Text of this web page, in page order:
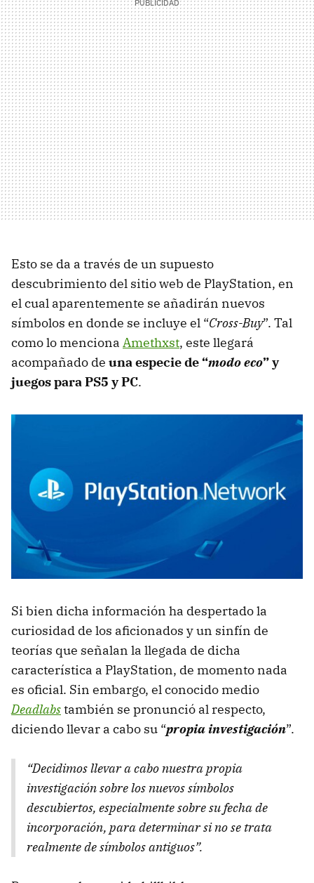
Esto se da a través de un supuesto
descubrimiento del sitio web de PlayStation, en
el cual aparentemente se añadirán nuevos
símbolos en donde se incluye el “Cross-Buy”. Tal
como lo menciona Amethxst, este llegará
acompañado de una especie de “modo eco” y
juegos para PS5 y PC.
Si bien dicha información ha despertado la
curiosidad de los aficionados y un sinfín de
teorías que señalan la llegada de dicha
característica a PlayStation, de momento nada
es oficial. Sin embargo, el conocido medio
Deadlabstambién se pronunció al respecto,
diciendo llevar a cabo su “propia investigación”.
“Decidimos llevar a cabo nuestra propia
investigación sobre los nuevos símbolos
descubiertos, especialmente sobre su fecha de
incorporación, para determinar si no se trata
realmente de símbolos antiguos”.